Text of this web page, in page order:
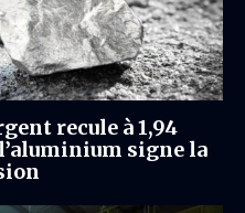
recule à 1,94
signe la